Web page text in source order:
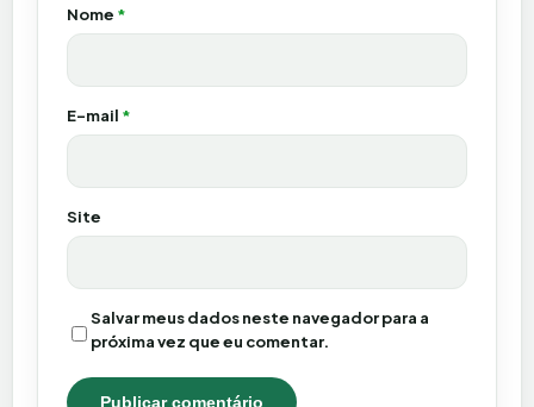
Nome *
E-mail *
Site
Salvar meus dados neste navegador para a
próxima vez que eu comentar.